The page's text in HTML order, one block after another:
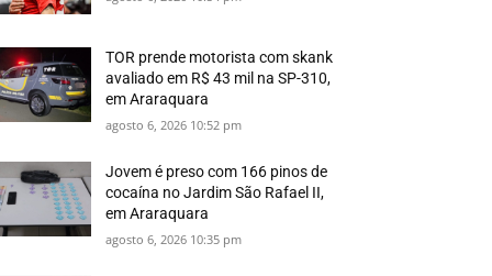
TOR prende motorista com skank
avaliado em R$ 43 mil na SP-310,
em Araraquara
agosto 6, 2026 10:52 pm
Jovem é preso com 166 pinos de
cocaína no Jardim São Rafael II,
em Araraquara
agosto 6, 2026 10:35 pm